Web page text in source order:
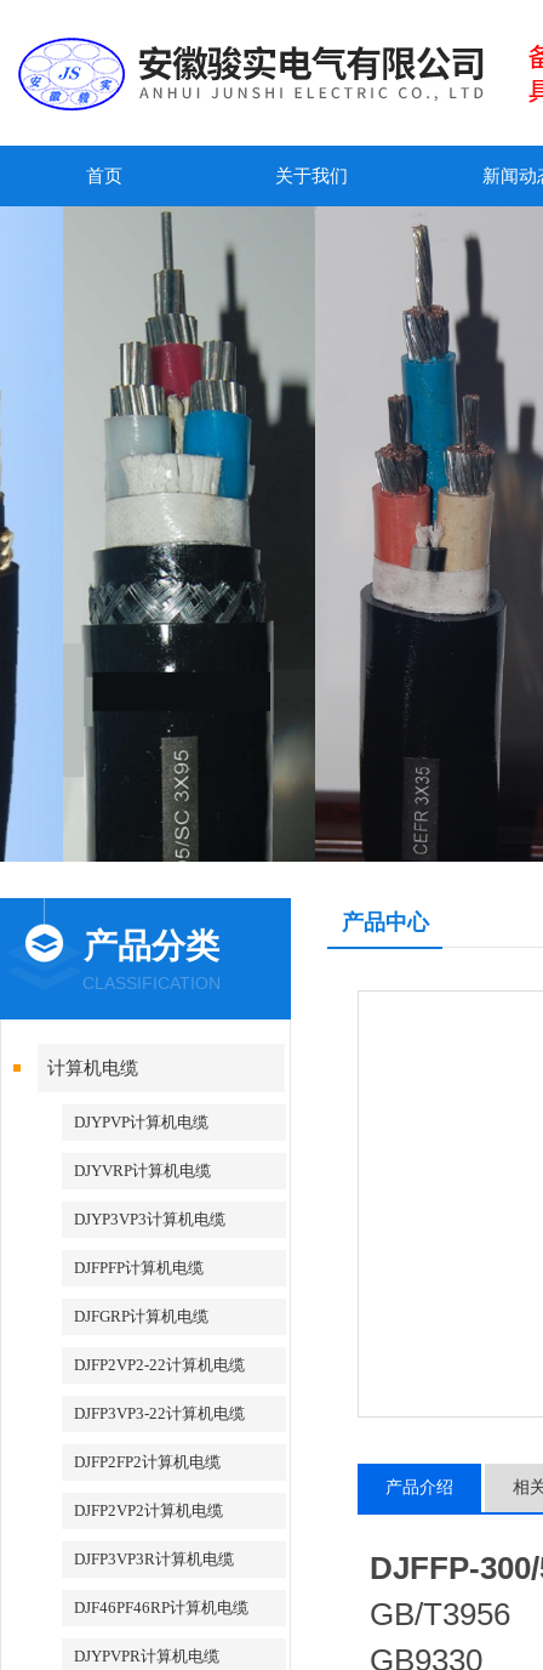
首页 关于我们 新闻动
产品分类
CLASSIFICATION
计算机电缆
DJYPVP计算机电缆
DJYVRP计算机电缆
DJYP3VP3计算机电缆
DJFPFP计算机电缆
DJFGRP计算机电缆
DJFP2VP2-22计算机电缆
DJFP3VP3-22计算机电缆
DJFP2FP2计算机电缆
DJFP2VP2计算机电缆
DJFP3VP3R计算机电缆
DJF46PF46RP计算机电缆
DJYPVPR计算机电缆
产品中心
产品介绍 相
DJFFP-
GB/
GB9330